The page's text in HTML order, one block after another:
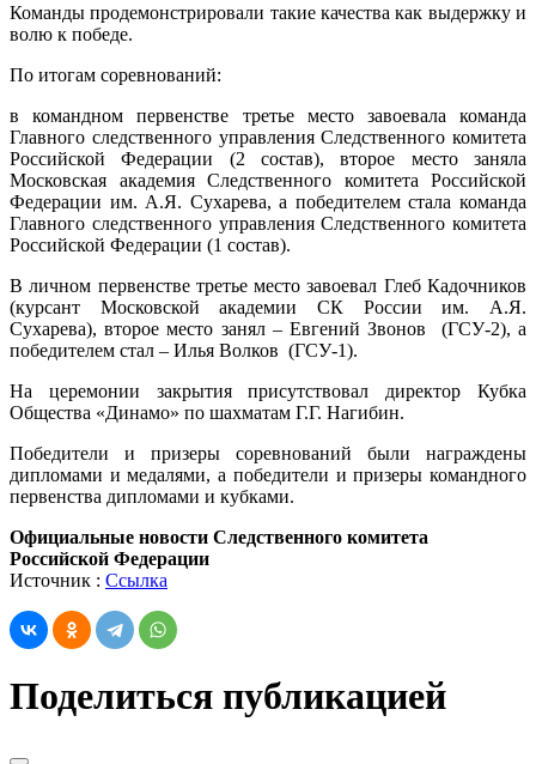
Команды продемонстрировали такие качества как выдержку и
волю к победе.
По итогам соревнований:
в командном первенстве третье место завоевала команда
Главного следственного управления Следственного комитета
Российской Федерации (2 состав), второе место заняла
Московская академия Следственного комитета Российской
Федерации им. А.Я. Сухарева, а победителем стала команда
Главного следственного управления Следственного комитета
Российской Федерации (1 состав).
В личном первенстве третье место завоевал Глеб Кадочников
(курсант Московской академии СК России им. А.Я.
Сухарева), второе место занял – Евгений Звонов (ГСУ-2), а
победителем стал – Илья Волков (ГСУ-1).
На церемонии закрытия присутствовал директор Кубка
Общества «Динамо» по шахматам Г.Г. Нагибин.
Победители и призеры соревнований были награждены
дипломами и медалями, а победители и призеры командного
первенства дипломами и кубками.
Официальные новости Следственного комитета
Российской Федерации
Источник : Ссылка
Поделиться публикацией